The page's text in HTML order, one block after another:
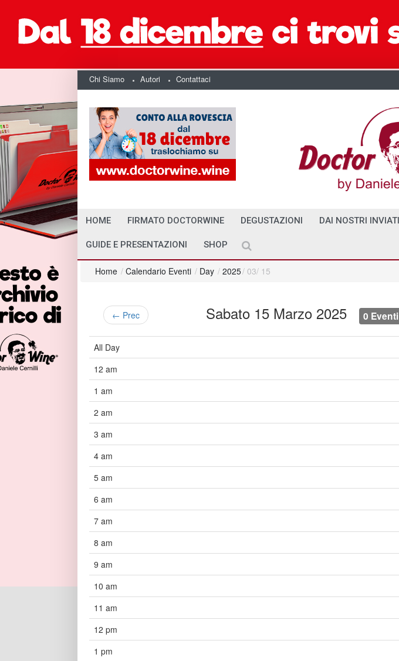
Chi Siamo Autori Contattaci
HOME FIRMATO DOCTORWINE DEGUSTAZIONI DAI NOSTRI INVIATI
GUIDE E PRESENTAZIONI SHOP
Home / Calendario Eventi / Day / 2025/ 03/ 15
← Prec Sabato 15 Marzo 2025 0 Eventi
All Day
12 am
1 am
2 am
3 am
4 am
5 am
6 am
7 am
8 am
9 am
10 am
11 am
12 pm
1 pm